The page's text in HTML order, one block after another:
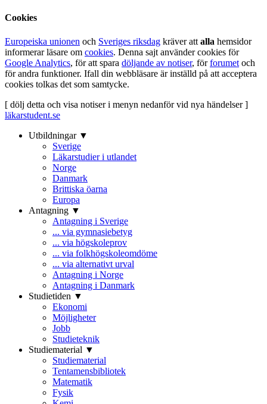
Cookies
Europeiska unionen och Sveriges riksdag kräver att alla hemsidor
informerar läsare om cookies. Denna sajt använder cookies för
Google Analytics, för att spara döljande av notiser, förforumet och
för andra funktioner. Ifall din webbläsare är inställd på att acceptera
cookies tolkas det som samtycke.
[ dölj detta och visa notiser i menyn nedanför vid nya händelser ]
läkarstudent.se
Utbildningar ▼
Sverige
Läkarstudier i utlandet
Norge
Danmark
Brittiska öarna
Europa
Antagning ▼
Antagning i Sverige
... via gymnasiebetyg
... via högskoleprov
... via folkhögskoleomdöme
... via alternativt urval
Antagning i Norge
Antagning i Danmark
Studietiden ▼
Ekonomi
Möjligheter
Jobb
Studieteknik
Studiematerial ▼
Studiematerial
Tentamensbibliotek
Matematik
Fysik